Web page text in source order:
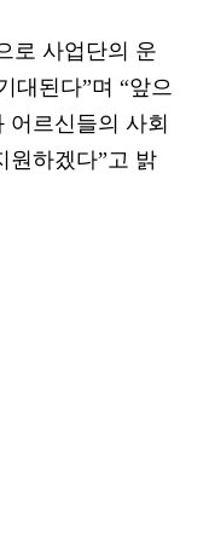
로 사업단의 운
대된다”며 “앞으
르신들의 사회
원하겠다”고 밝